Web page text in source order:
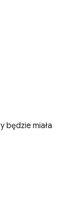
będzie miała